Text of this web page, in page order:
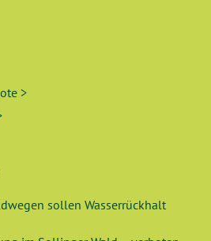
>
sollen Wasserrückhalt